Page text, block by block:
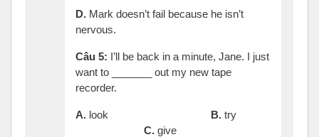
D. Mark doesn’t fail because he isn’t
nervous.
Câu 5: I’ll be back in a minute, Jane. I just
want to _______ out my new tape
recorder.
A. look B. try
C. give